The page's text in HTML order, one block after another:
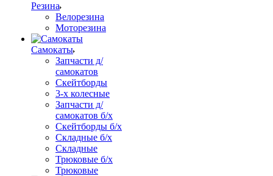
Резина
Велорезина
Моторезина
Самокаты
Запчасти д/
самокатов
Скейтборды
3-х колесные
Запчасти д/
самокатов б/х
Скейтборды б/х
Складные б/х
Складные
Трюковые б/х
Трюковые